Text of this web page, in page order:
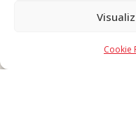
Cookie
Copyright © 2026 F. Divella